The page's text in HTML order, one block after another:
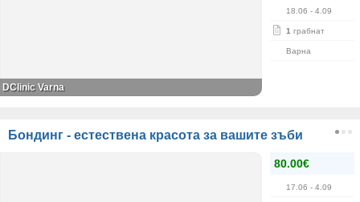
18.06 - 4.09
1 грабнат
Варна
DClinic Varna
Бондинг - естествена красота за вашите зъби
80.00€
17.06 - 4.09